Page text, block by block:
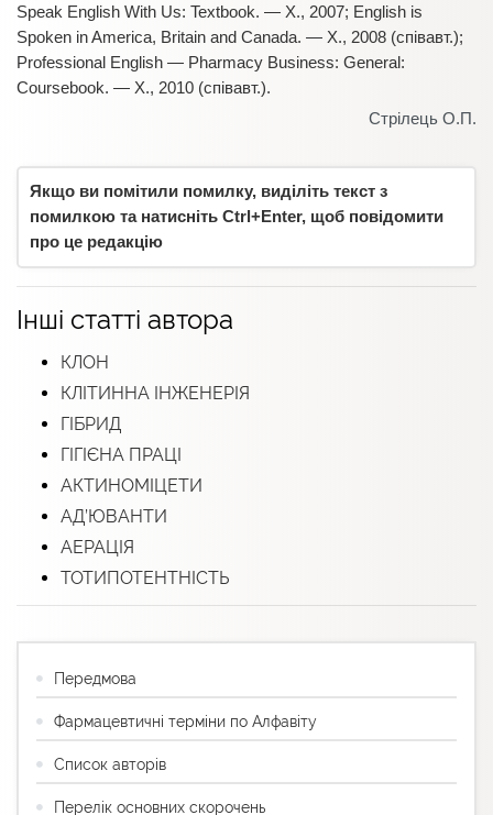
Speak English With Us: Textbook. — Х., 2007; English is
Spoken in America, Britain and Canada. — Х., 2008 (співавт.);
Professional English — Pharmacy Business: General:
Coursebook. — Х., 2010 (співавт.).
Стрілець О.П.
Якщо ви помітили помилку, виділіть текст з
помилкою та натисніть Ctrl+Enter, щоб повідомити
про це редакцію
Інші статті автора
КЛОН
КЛІТИННА ІНЖЕНЕРІЯ
ГІБРИД
ГІГІЄНА ПРАЦІ
АКТИНОМІЦЕТИ
АД’ЮВАНТИ
АЕРАЦІЯ
ТОТИПОТЕНТНІСТЬ
Передмова
Фармацевтичні терміни по Алфавіту
Список авторів
Перелік основних скорочень